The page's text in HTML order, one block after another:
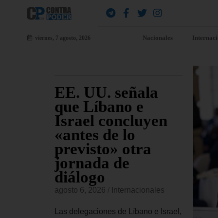
viernes, 7 agosto, 2026 Nacionales
EE. UU. señala
que Líbano e
Israel concluyen
«antes de lo
previsto» otra
jornada de
diálogo
agosto 6, 2026 Internacionales
Las delegaciones de Líbano e Israel,
al